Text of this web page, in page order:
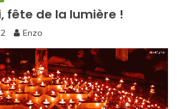
fête de la lumière !
Enzo